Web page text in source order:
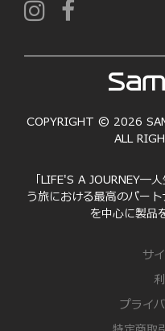
COPYRIGHT © 2026
ALL
「LIFE'S A JOURNEY―
う旅における最高のパー
を中心に製品
サ
プライ